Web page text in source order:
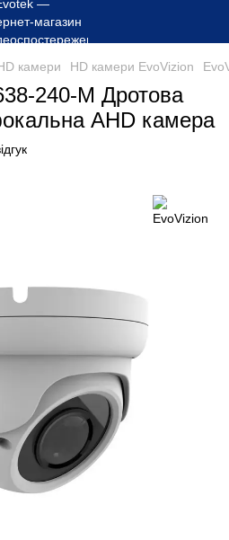
камери HD камери EvoVizion
240-M Дротова
AHD камера